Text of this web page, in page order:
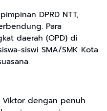
DPRD NTT,
Para
daerah (OPD) di
siswi SMA/SMK Kota
Viktor dengan penuh